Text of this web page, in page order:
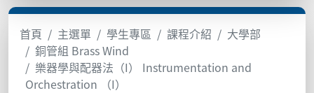
首頁 主選單 學生專區 課程介紹
大學部
銅管組 Brass Wind
樂器學與配器法（I） Instrumentation and
Orchestration （I）